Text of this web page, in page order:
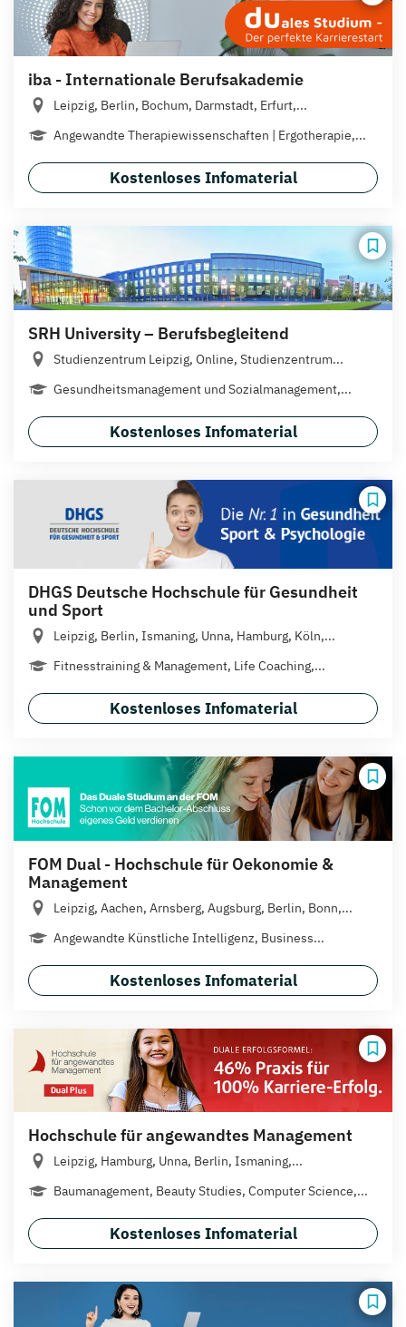
iba - Internationale Berufsakademie
Leipzig, Berlin, Bochum, Darmstadt, Erfurt,...
Angewandte Therapiewissenschaften | Ergotherapie,...
Kostenloses Infomaterial
SRH University – Berufsbegleitend
Studienzentrum Leipzig, Online, Studienzentrum...
Gesundheitsmanagement und Sozialmanagement,...
Kostenloses Infomaterial
DHGS Deutsche Hochschule für Gesundheit
und Sport
Leipzig, Berlin, Ismaning, Unna, Hamburg, Köln,...
Fitnesstraining & Management, Life Coaching,...
Kostenloses Infomaterial
FOM Dual - Hochschule für Oekonomie &
Management
Leipzig, Aachen, Arnsberg, Augsburg, Berlin, Bonn,...
Angewandte Künstliche Intelligenz, Business...
Kostenloses Infomaterial
Hochschule für angewandtes Management
Leipzig, Hamburg, Unna, Berlin, Ismaning,...
Baumanagement, Beauty Studies, Computer Science,...
Kostenloses Infomaterial